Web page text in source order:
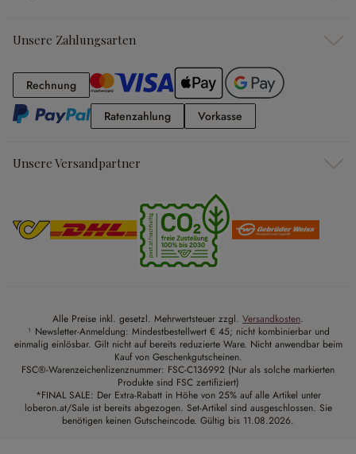
Unsere Zahlungsarten
RechnungRechnung
RatenzahlungRatenzahlung
Vorkasse
Unsere Versandpartner
Alle Preise inkl. gesetzl. Mehrwertsteuer zzgl. Versandkosten.
¹ Newsletter-Anmeldung: Mindestbestellwert € 45; nicht kombinierbar und
einmalig einlösbar. Gilt nicht auf bereits reduzierte Ware. Nicht anwendbar beim
Kauf von Geschenkgutscheinen.
FSC®-Warenzeichenlizenznummer: FSC-C136992 (Nur als solche markierten
Produkte sind FSC zertifiziert)
*FINAL SALE: Der Extra-Rabatt in Höhe von 25% auf alle Artikel unter
loberon.at/Sale ist bereits abgezogen. Set-Artikel sind ausgeschlossen. Sie
benötigen keinen Gutscheincode. Gültig bis 11.08.2026.